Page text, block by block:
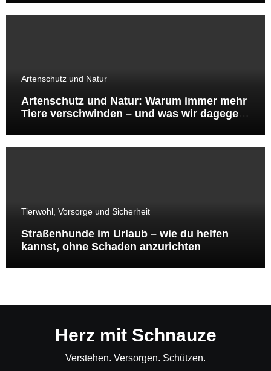
Artenschutz und Natur
Artenschutz und Natur: Warum immer mehr
Tiere verschwinden – und was wir dagegen
Tierwohl, Vorsorge und Sicherheit
Straßenhunde im Urlaub – wie du helfen
kannst, ohne Schaden anzurichten
Herz mit Schnauze
Verstehen. Versorgen. Schützen.